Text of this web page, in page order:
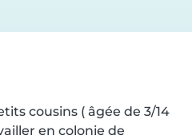
cousins ( âgée de 3/14
en colonie de